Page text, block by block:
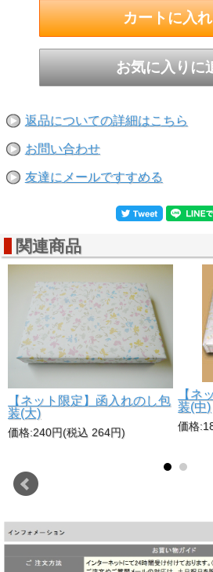
●自分だけのオリジナルタオルを作
インクジェットプリントはデザイン
ルデザインに近い表現が可能です。
世界に1枚だけ・自分だけのオリジ
もお作りいただけます。
☆野球やサッカーなどクラブチーム
団結力up！
☆仲間だけのオリジナルタオルを作
●たくさんの色を使ったタオルを作り
インクジェットプリントはたくさん
す。
グラデーションもOK！ カラフルで
です。
返品についての詳細はこちら
お問い合わせ
友達にメールですすめる
関連商品
【ネット限定】函入れのし包
装(大)
価格:240円(税込 264円)
【ネ
装(中)
価格